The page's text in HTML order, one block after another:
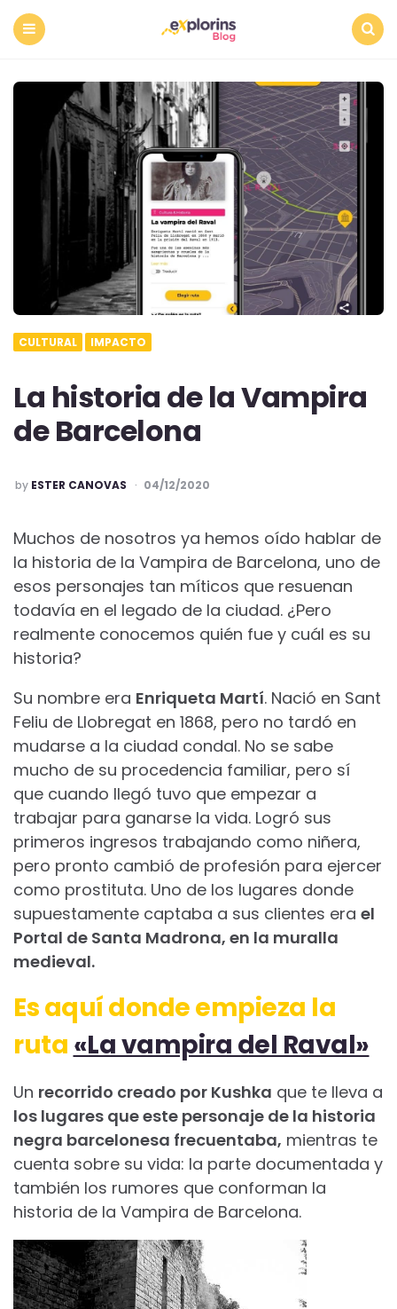
CULTURAL IMPACTO
La historia de la Vampira
de Barcelona
POSTED
by ESTER CANOVAS 04/12/2020
Muchos de nosotros ya hemos oído hablar de
la historia de la Vampira de Barcelona, uno de
esos personajes tan míticos que resuenan
todavía en el legado de la ciudad. ¿Pero
realmente conocemos quién fue y cuál es su
historia?
Su nombre era Enriqueta Martí. Nació en Sant
Feliu de Llobregat en 1868, pero no tardó en
mudarse a la ciudad condal. No se sabe
mucho de su procedencia familiar, pero sí
que cuando llegó tuvo que empezar a
trabajar para ganarse la vida. Logró sus
primeros ingresos trabajando como niñera,
pero pronto cambió de profesión para ejercer
como prostituta. Uno de los lugares donde
supuestamente captaba a sus clientes era el
Portal de Santa Madrona, en la muralla
medieval.
Es aquí donde empieza la
ruta «La vampira del Raval»
Un recorrido creado por Kushka que te lleva a
los lugares que este personaje de la historia
negra barcelonesa frecuentaba, mientras te
cuenta sobre su vida: la parte documentada y
también los rumores que conforman la
historia de la Vampira de Barcelona.